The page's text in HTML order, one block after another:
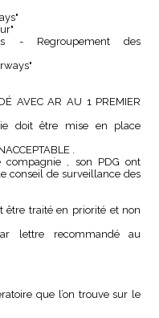
- Regroupement des
AVEC AR AU 1 PREMIER
doit être mise en place
.
compagnie , son PDG ont
conseil de surveillance des
être traité en priorité et non
lettre recommandé au
que l’on trouve sur le